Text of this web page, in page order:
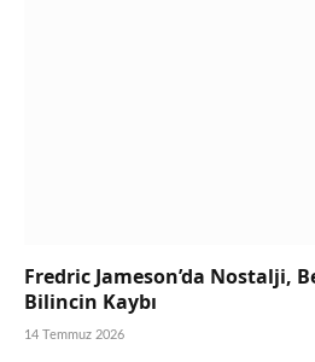
Fredric Jameson’da Nostalji,
Bilincin Kaybı
14 Temmuz 2026